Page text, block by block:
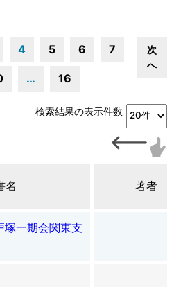
4 5 6 7
… 16
次
へ
検索結果の表示件数
名 著者
塚一期会関東支